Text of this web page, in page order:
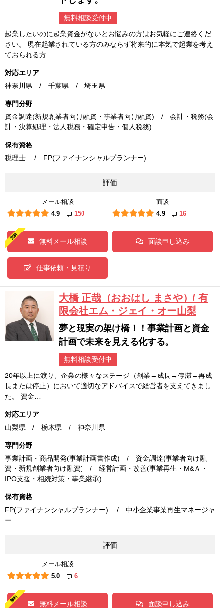
無料相談受付中
起業したいのに起業資金がないとお悩みの方はお気軽にご連絡くだ
さい。 現在起業されている方のみならず将来的に本気で起業を考え
ておられる方…
対応エリア
神奈川県 / 千葉県 / 埼玉県
専門分野
資金調達(新規創業者向け融資・事業者向け融資) / 会計・税務(会
計・決算処理・法人税務・確定申告・個人税務)
保有資格
税理士 / FP(ファイナンシャルプランナー)
評価
メール相談
4.9
150
面談
4.9
16
無料メール相談 面談申し込み
仕事依頼・見積り
大橋 正哉（おおはし まさや）/ 有
限会社エム・ジェイ・オー山梨
夢と現実の架け橋！！事業計画と資金
計画で未来を見える化する。
無料相談受付中
20年以上に渡り、企業の様々なステージ（創業→成長→停滞→再成
長または停止）において適切なアドバイスで経営者を支えてきまし
た。 資金…
対応エリア
山梨県 / 栃木県 / 神奈川県
専門分野
事業計画・商品開発(事業計画書作成) / 資金調達(事業者向け融
資・新規創業者向け融資) / 経営計画・改善(事業再生・M&Ａ・
IPO支援・相続対策・事業継承)
保有資格
FP(ファイナンシャルプランナー) / 中小企業事業再生マネージャ
ー
評価
メール相談
5.0
6
無料メール相談 面談申し込み